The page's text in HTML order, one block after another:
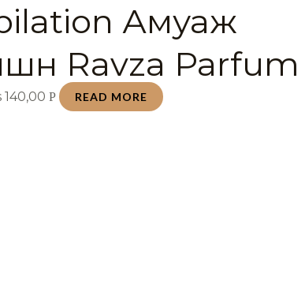
Амуаж
Ravza
140,00Р READ MORE